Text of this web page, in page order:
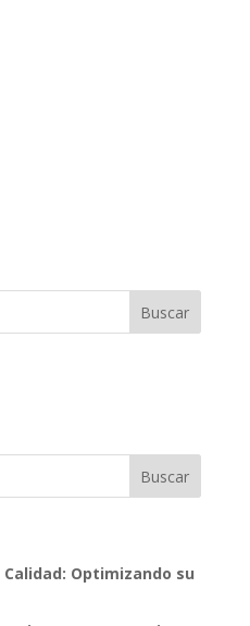
Optimizando su